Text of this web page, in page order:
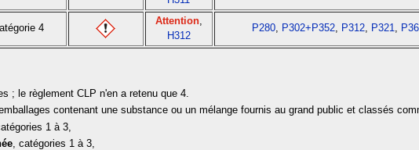
4
Attention,
H312
P280, P302+P352, P312, P321,
; le règlement CLP n'en a retenu que 4.
contenant une substance ou un mélange fournis au grand public et classés
1 à 3,
, catégories 1 à 3,